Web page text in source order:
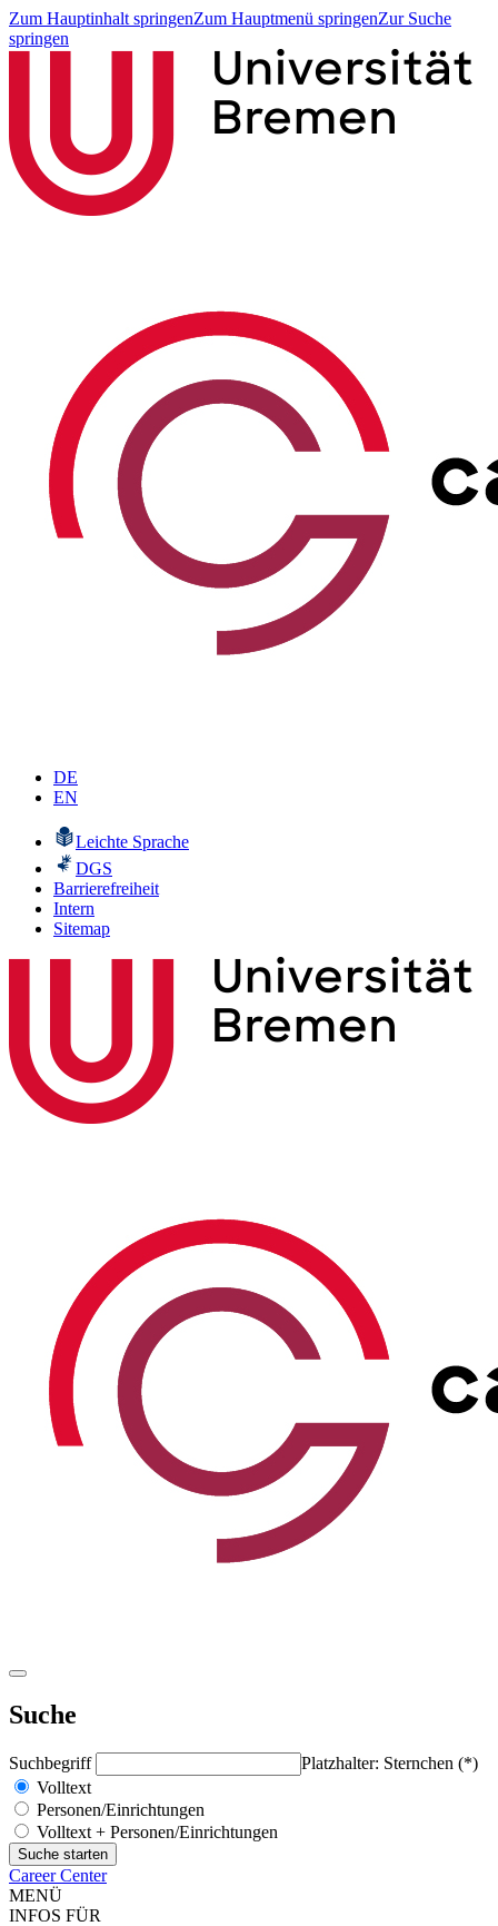
Zum Hauptinhalt springenZum Hauptmenü springenZur Suche
springen
DE
EN
Leichte Sprache
DGS
Barrierefreiheit
Intern
Sitemap
Suche
Suchbegriff
Platzhalter: Sternchen (*)
Volltext
Personen/Einrichtungen
Volltext + Personen/Einrichtungen
Career Center
MENÜ
INFOS FÜR